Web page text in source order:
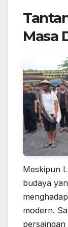
Masa
Meskipun
budaya
modern.